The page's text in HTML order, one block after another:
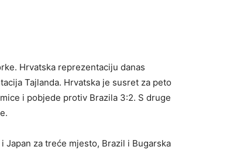
Hrvatska reprezentaciju danas
Tajlanda. Hrvatska je susret za peto
i pobjede protiv Brazila 3:2. S druge
Japan za treće mjesto, Brazil i Bugarska